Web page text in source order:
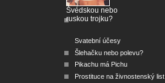
Švédskou nebo
ruskou trojku?
Svatební účesy
Šlehačku nebo polevu?
Pikachu má Pichu
Prostituce na živnostenský list